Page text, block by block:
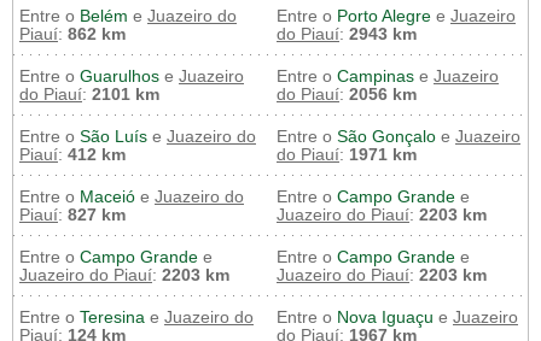
Entre o Belém e Juazeiro do
Piauí: 862 km
Entre o Porto Alegre e Juazeiro
do Piauí: 2943 km
Entre o Guarulhos e Juazeiro
do Piauí: 2101 km
Entre o Campinas e Juazeiro
do Piauí: 2056 km
Entre o São Luís e Juazeiro do
Piauí: 412 km
Entre o São Gonçalo e Juazeiro
do Piauí: 1971 km
Entre o Maceió e Juazeiro do
Piauí: 827 km
Entre o Campo Grande e
Juazeiro do Piauí: 2203 km
Entre o Campo Grande e
Juazeiro do Piauí: 2203 km
Entre o Campo Grande e
Juazeiro do Piauí: 2203 km
Entre o Teresina e Juazeiro do
Piauí: 124 km
Entre o Nova Iguaçu e Juazeiro
do Piauí: 1967 km